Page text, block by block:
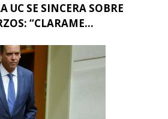
UC SE SINCERA SOBRE
“CLARAME...